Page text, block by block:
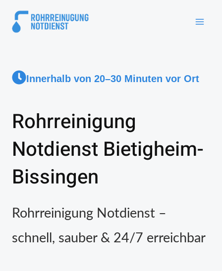
Innerhalb von 20–30 Minuten vor Ort
Rohrreinigung
Notdienst Bietigheim-
Bissingen
Rohrreinigung Notdienst –
schnell, sauber & 24/7 erreichbar